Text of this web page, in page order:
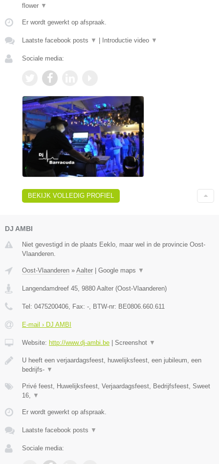
flower ▼
Er wordt gewerkt op afspraak.
Laatste facebook posts ▼ Introductie video ▼
Sociale media:
BEKIJK VOLLEDIG PROFIEL
DJ AMBI
Niet gevestigd in de plaats Eeklo, maar wel in de provincie Oost-
Vlaanderen.
Oost-Vlaanderen » Aalter Google maps ▼
Langendamdreef 45 9880 Aalter (Oost-Vlaanderen)
Tel: 0475200406 , Fax: - , BTW-nr: BE0806.660.611
E-mail › DJ AMBI
Website: http://www.dj-ambi.be Screenshot ▼
U heeft een verjaardagsfeest, huwelijksfeest, een jubileum, een
bedrijfs- ▼
Privé feest, Huwelijksfeest, Verjaardagsfeest, Bedrijfsfeest, Sweet
16,
▼
Er wordt gewerkt op afspraak.
Laatste facebook posts ▼
Sociale media: